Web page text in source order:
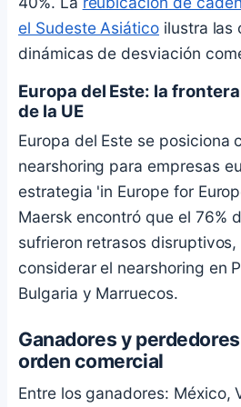
el Sudeste Asiático ilustra las
dinámicas de desviación
Europa del Este: la
de la UE
Europa del Este se posiciona
nearshoring para empresas
estrategia 'in Europe for
Maersk encontró que el 76%
sufrieron retrasos
considerar el nearshoring en
Bulgaria y Marruecos.
Ganadores y
orden comercial
Entre los ganadores: México,